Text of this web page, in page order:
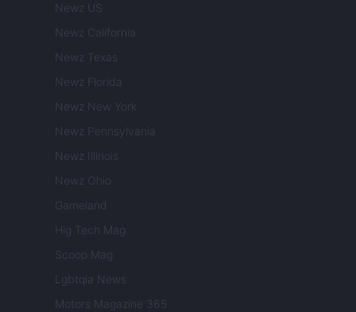
Newz US
Newz California
Newz Texas
Newz Florida
Newz New York
Newz Pennsylvania
Newz Illinois
Newz Ohio
Gameland
Hig Tech Mag
Scoop Mag
Lgbtqia News
Motors Magazine 365